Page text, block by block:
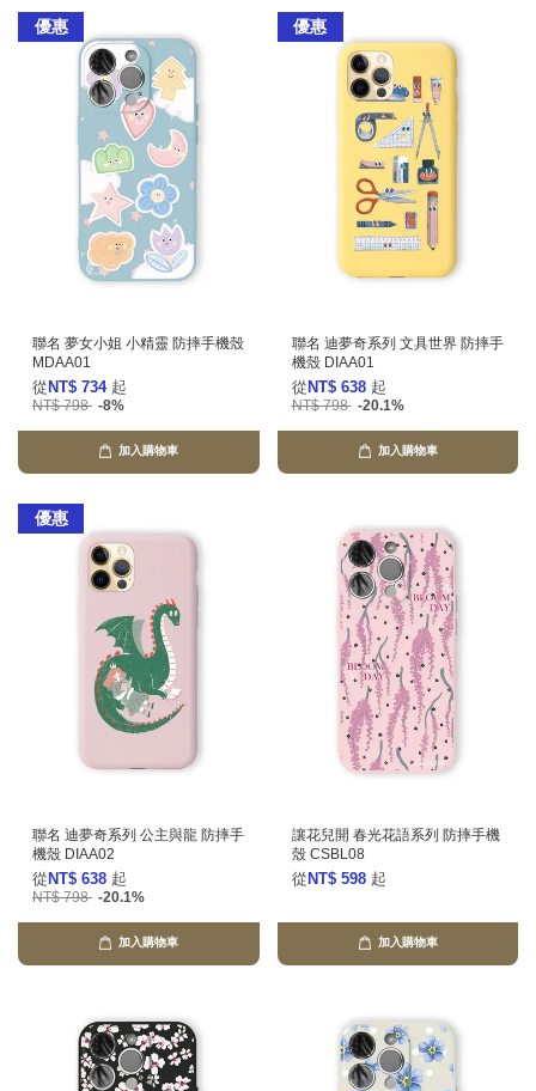
優惠
聯名 夢女小姐 小精靈 防摔手機殼
MDAA01
從 NT$ 734 起
NT$ 798 -8%
加入購物車
優惠
聯名 迪夢奇系列 文具世界 防摔手
機殼 DIAA01
從 NT$ 638 起
NT$ 798 -20.1%
加入購物車
優惠
聯名 迪夢奇系列 公主與龍 防摔手
機殼 DIAA02
從 NT$ 638 起
NT$ 798 -20.1%
加入購物車
讓花兒開 春光花語系列 防摔手機
殼 CSBL08
從 NT$ 598 起
加入購物車